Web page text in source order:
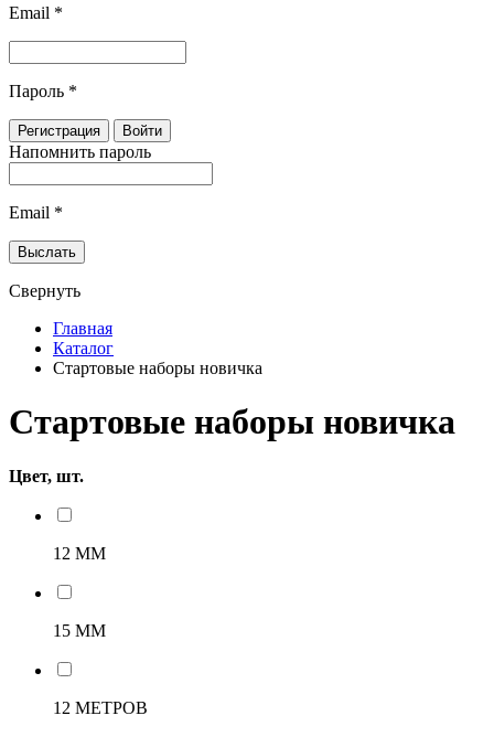
Email *
Пароль *
Напомнить пароль
Email *
Свернуть
Главная
Каталог
Стартовые наборы новичка
Стартовые наборы новичка
Цвет, шт.
12 ММ
15 ММ
12 МЕТРОВ